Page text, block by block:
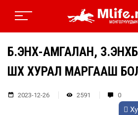
Б.ЭНХ-АМГАЛАН,
ШҮҮХ ХУРАЛ МАРГААШ
2023-12-26 2591 0